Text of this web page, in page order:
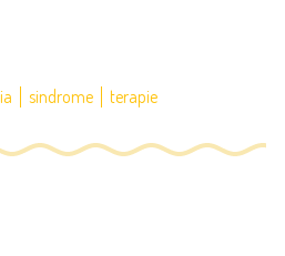
sindrome terapie